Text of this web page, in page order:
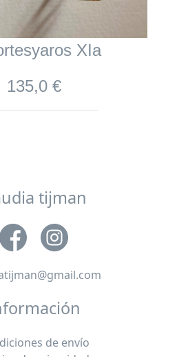
XIa
135,0 €
tijman
de envío